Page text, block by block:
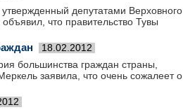
депутатами Верховного
что правительство Тувы
18.02.2012
большинства граждан страны,
заявила, что очень сожалеет о